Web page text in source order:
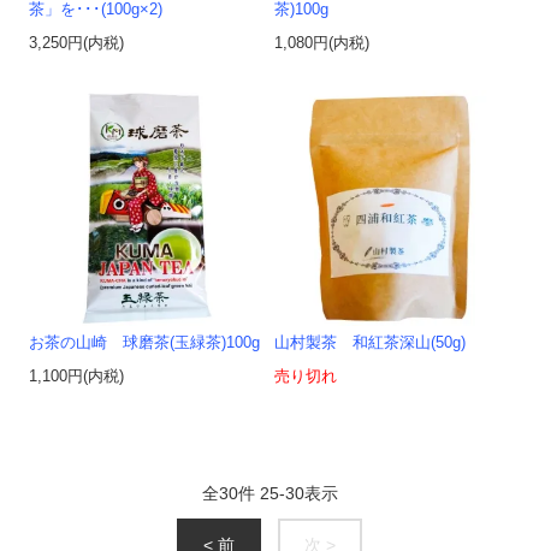
茶」を･･･(100g×2)
3,250円(内税)
茶)100g
1,080円(内税)
お茶の山崎 球磨茶(玉緑茶)100g
1,100円(内税)
山村製茶 和紅茶深山(50g)
売り切れ
全30件 25-30表示
< 前 次 >